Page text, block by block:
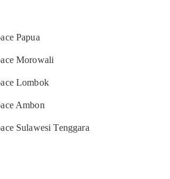
Papua
Morowali
Lombok
Ambon
Sulawesi Tenggara